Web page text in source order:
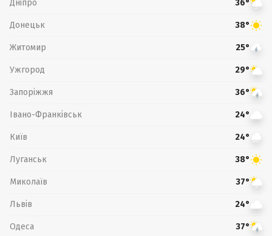
Дніпро 36°
Донецьк 38°
Житомир 25°
Ужгород 29°
Запоріжжя 36°
Івано-Франківськ 24°
Київ 24°
Луганськ 38°
Миколаїв 37°
Львів 24°
Одеса 37°